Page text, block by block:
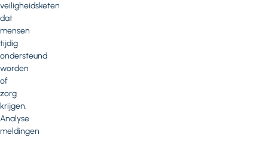
veiligheidsketen
dat
mensen
tijdig
ondersteund
worden
of
zorg
krijgen.
Analyse
meldingen